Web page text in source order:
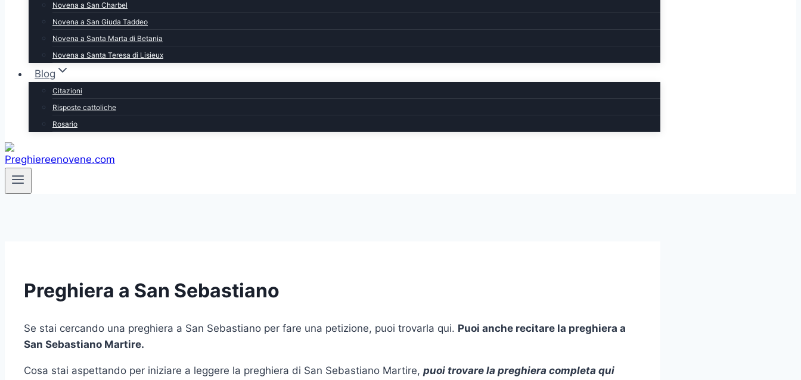
Novena a San Charbel
Novena a San Giuda Taddeo
Novena a Santa Marta di Betania
Novena a Santa Teresa di Lisieux
Blog
Citazioni
Risposte cattoliche
Rosario
Preghiera a San Sebastiano
Se stai cercando una preghiera a San Sebastiano per fare una petizione, puoi trovarla qui. Puoi anche recitare la preghiera a
San Sebastiano Martire.
Cosa stai aspettando per iniziare a leggere la preghiera di San Sebastiano Martire, puoi trovare la preghiera completa qui